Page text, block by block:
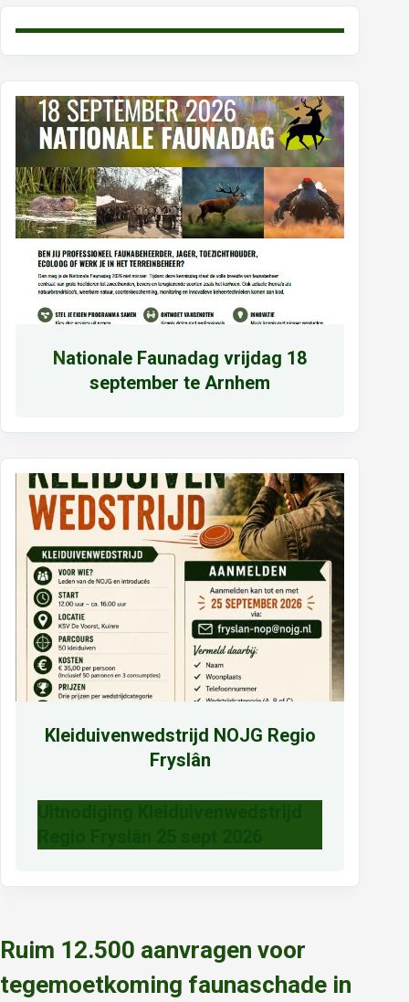
Ruim 12.500 aanvragen voor
tegemoetkoming faunaschade in
Nationale Faunadag vrijdag 18
september te Arnhem
Kleiduivenwedstrijd NOJG Regio
Fryslân